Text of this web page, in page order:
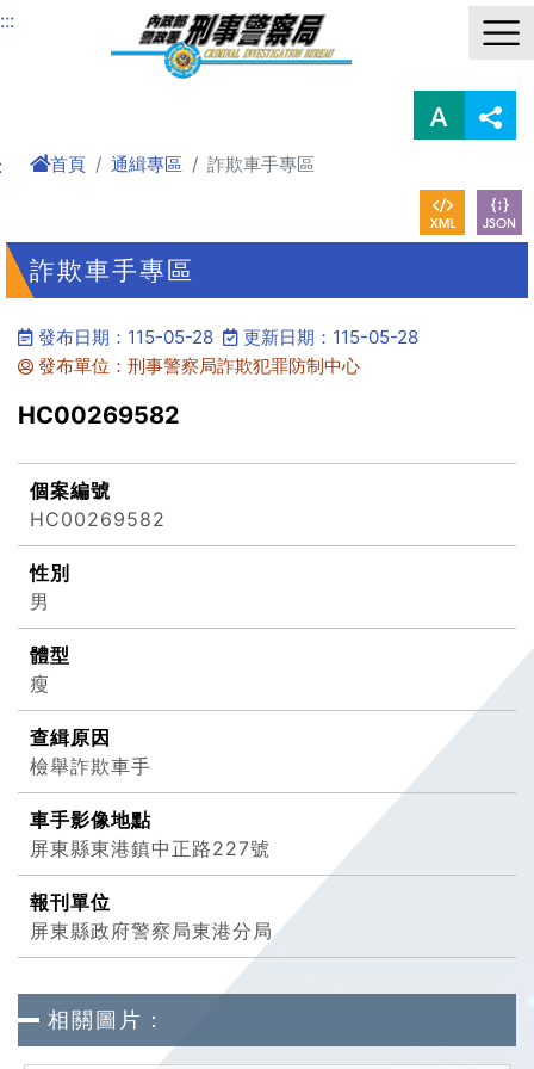
進入內容區塊
:::
首頁 通緝專區 詐欺車手專區
詐欺車手專區
發布日期：115-05-28
更新日期：115-05-28
發布單位：刑事警察局詐欺犯罪防制中心
HC00269582
個案編號
HC00269582
性別
男
體型
瘦
查緝原因
檢舉詐欺車手
車手影像地點
屏東縣東港鎮中正路227號
報刊單位
屏東縣政府警察局東港分局
相關圖片：